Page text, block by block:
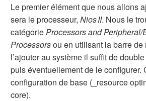
Le premier élément que nous allons
sera le processeur,Nios II. Nous le
catégorieProcessors and Peripheral/
Processorsou en utilisant la barre
l’ajouter au système il suffit de
puis éventuellement de le configurer.
configuration de base (_resource
core).